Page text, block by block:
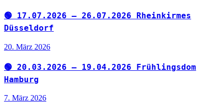
🟢 17.07.2026 – 26.07.2026 Rheinkirmes
Düsseldorf
20. März 2026
🟢 20.03.2026 – 19.04.2026 Frühlingsdom
Hamburg
7. März 2026